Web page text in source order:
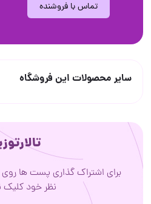
تماس با فروشنده
سایر محصولات این فروشگاه
برای اشتراک گذاری پست ها
نظر خود کلیک